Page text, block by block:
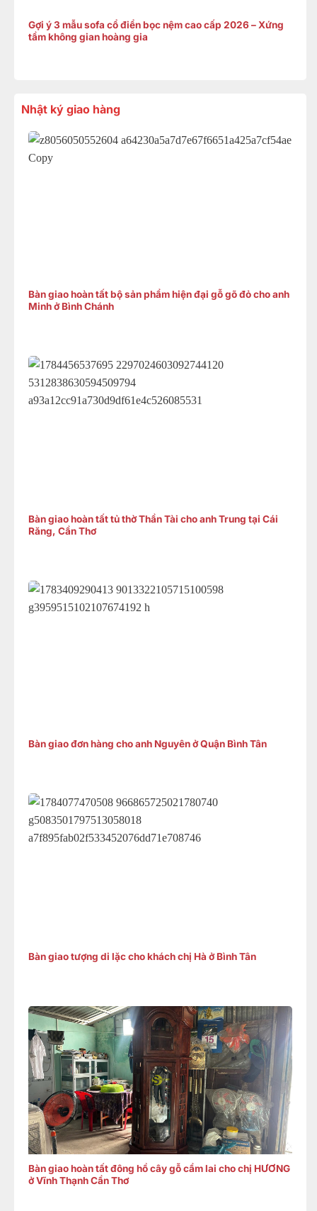
Gợi ý 3 mẫu sofa cổ điển bọc nệm cao cấp 2026 – Xứng
tầm không gian hoàng gia
Nhật ký giao hàng
Bàn giao hoàn tất bộ sản phẩm hiện đại gỗ gõ đỏ cho anh
Minh ở Bình Chánh
Bàn giao hoàn tất tủ thờ Thần Tài cho anh Trung tại Cái
Răng, Cần Thơ
Bàn giao đơn hàng cho anh Nguyên ở Quận Bình Tân
Bàn giao tượng di lặc cho khách chị Hà ở Bình Tân
Bàn giao hoàn tất đông hồ cây gỗ cẩm lai cho chị HƯƠNG
ở Vĩnh Thạnh Cần Thơ